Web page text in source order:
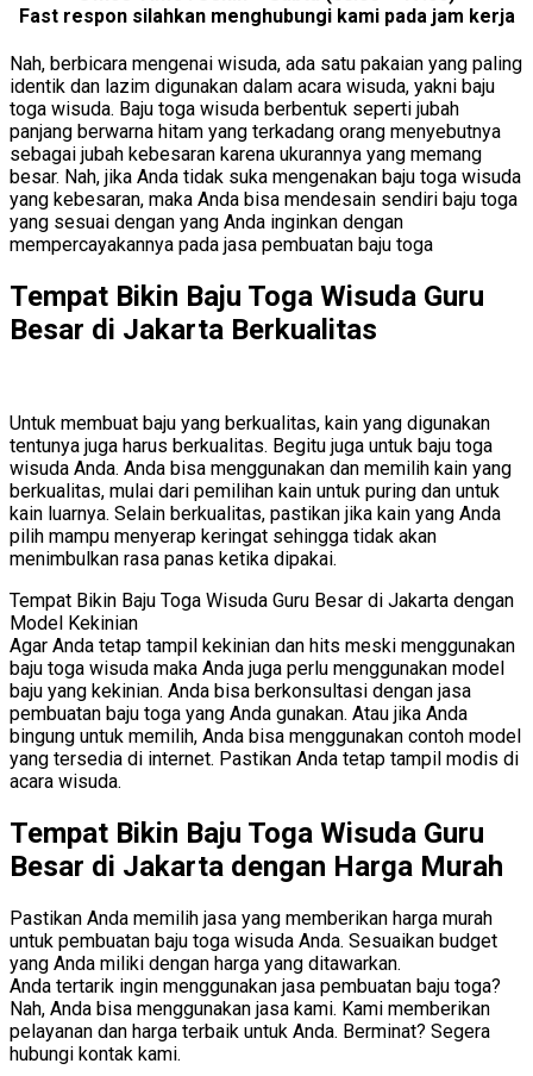
Fast respon silahkan menghubungi kami pada jam kerja
Nah, berbicara mengenai wisuda, ada satu pakaian yang paling
identik dan lazim digunakan dalam acara wisuda, yakni baju
toga wisuda. Baju toga wisuda berbentuk seperti jubah
panjang berwarna hitam yang terkadang orang menyebutnya
sebagai jubah kebesaran karena ukurannya yang memang
besar. Nah, jika Anda tidak suka mengenakan baju toga wisuda
yang kebesaran, maka Anda bisa mendesain sendiri baju toga
yang sesuai dengan yang Anda inginkan dengan
mempercayakannya pada jasa pembuatan baju toga
Tempat Bikin Baju Toga Wisuda Guru
Besar di Jakarta Berkualitas
Untuk membuat baju yang berkualitas, kain yang digunakan
tentunya juga harus berkualitas. Begitu juga untuk baju toga
wisuda Anda. Anda bisa menggunakan dan memilih kain yang
berkualitas, mulai dari pemilihan kain untuk puring dan untuk
kain luarnya. Selain berkualitas, pastikan jika kain yang Anda
pilih mampu menyerap keringat sehingga tidak akan
menimbulkan rasa panas ketika dipakai.
Tempat Bikin Baju Toga Wisuda Guru Besar di Jakarta dengan
Model Kekinian
Agar Anda tetap tampil kekinian dan hits meski menggunakan
baju toga wisuda maka Anda juga perlu menggunakan model
baju yang kekinian. Anda bisa berkonsultasi dengan jasa
pembuatan baju toga yang Anda gunakan. Atau jika Anda
bingung untuk memilih, Anda bisa menggunakan contoh model
yang tersedia di internet. Pastikan Anda tetap tampil modis di
acara wisuda.
Tempat Bikin Baju Toga Wisuda Guru
Besar di Jakarta dengan Harga Murah
Pastikan Anda memilih jasa yang memberikan harga murah
untuk pembuatan baju toga wisuda Anda. Sesuaikan budget
yang Anda miliki dengan harga yang ditawarkan.
Anda tertarik ingin menggunakan jasa pembuatan baju toga?
Nah, Anda bisa menggunakan jasa kami. Kami memberikan
pelayanan dan harga terbaik untuk Anda. Berminat? Segera
hubungi kontak kami.